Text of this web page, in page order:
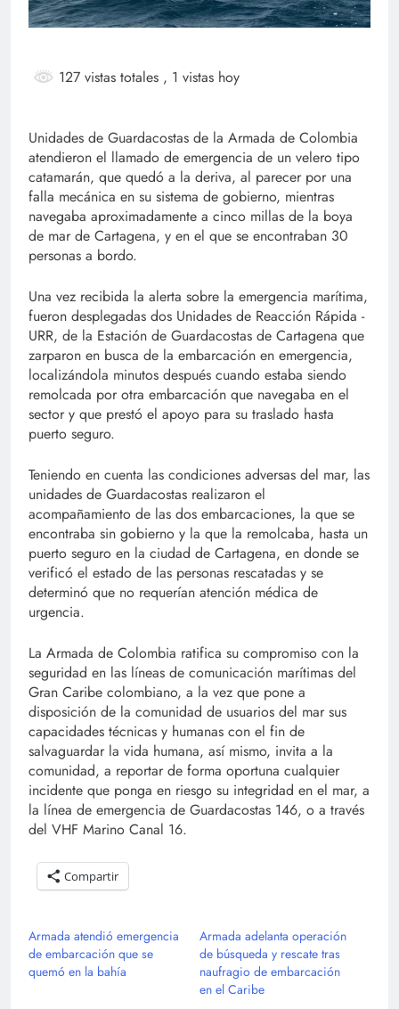
127 vistas totales , 1 vistas hoy
Unidades de Guardacostas de la Armada de Colombia
atendieron el llamado de emergencia de un velero tipo
catamarán, que quedó a la deriva, al parecer por una
falla mecánica en su sistema de gobierno, mientras
navegaba aproximadamente a cinco millas de la boya
de mar de Cartagena, y en el que se encontraban 30
personas a bordo.
Una vez recibida la alerta sobre la emergencia marítima,
fueron desplegadas dos Unidades de Reacción Rápida -
URR, de la Estación de Guardacostas de Cartagena que
zarparon en busca de la embarcación en emergencia,
localizándola minutos después cuando estaba siendo
remolcada por otra embarcación que navegaba en el
sector y que prestó el apoyo para su traslado hasta
puerto seguro.
Teniendo en cuenta las condiciones adversas del mar, las
unidades de Guardacostas realizaron el
acompañamiento de las dos embarcaciones, la que se
encontraba sin gobierno y la que la remolcaba, hasta un
puerto seguro en la ciudad de Cartagena, en donde se
verificó el estado de las personas rescatadas y se
determinó que no requerían atención médica de
urgencia.
La Armada de Colombia ratifica su compromiso con la
seguridad en las líneas de comunicación marítimas del
Gran Caribe colombiano, a la vez que pone a
disposición de la comunidad de usuarios del mar sus
capacidades técnicas y humanas con el fin de
salvaguardar la vida humana, así mismo, invita a la
comunidad, a reportar de forma oportuna cualquier
incidente que ponga en riesgo su integridad en el mar, a
la línea de emergencia de Guardacostas 146, o a través
del VHF Marino Canal 16.
Compartir
Armada atendió emergencia
de embarcación que se
quemó en la bahía
Armada adelanta operación
de búsqueda y rescate tras
naufragio de embarcación
en el Caribe